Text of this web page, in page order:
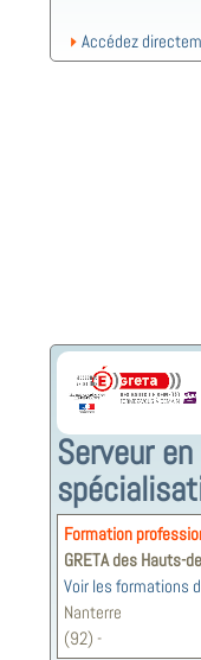
Accédez
Serveur
Formation
GRETA des Hauts-
Voir les formations
Nanterre
(92) -